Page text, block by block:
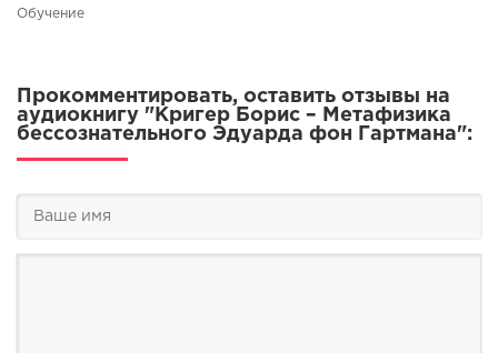
Обучение
Прокомментировать, оставить отзывы на
аудиокнигу "Кригер Борис – Метафизика
бессознательного Эдуарда фон Гартмана":